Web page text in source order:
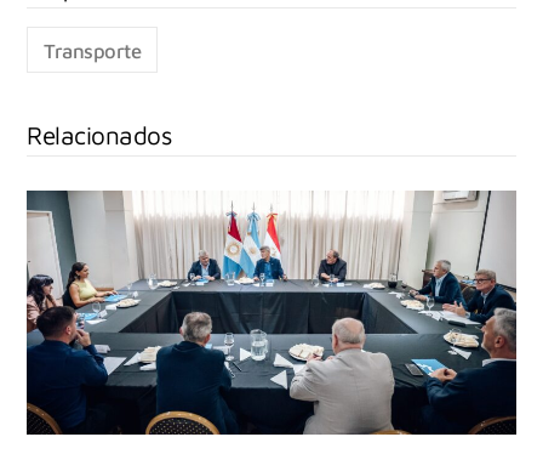
Transporte
Relacionados